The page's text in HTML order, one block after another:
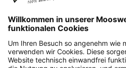
Kontakt
+49